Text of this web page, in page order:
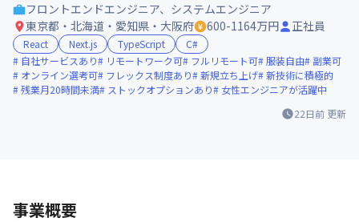
22日前 更新
フロントエンドエンジニア、システムエンジニア
東京都・北海道・愛知県・大阪府
600-1164万円 正社員
React Next.js TypeScript
C#
自社サービスあり
リモートワーク可 フルリモート可 服装自由
副業可
オンライン選考可
フレックス制度あり 新規立ち上げ 新技術に積極的
残業月20時間未満
ストックオプションあり 女性エンジニアが活躍中
事業概要